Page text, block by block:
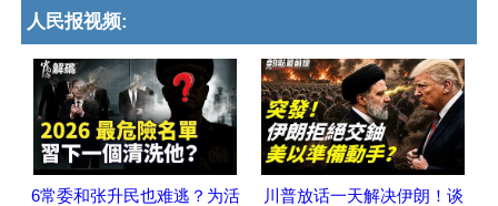
人民报视频:
6常委和张升民也难逃？为活
川普放话一天解决伊朗！谈